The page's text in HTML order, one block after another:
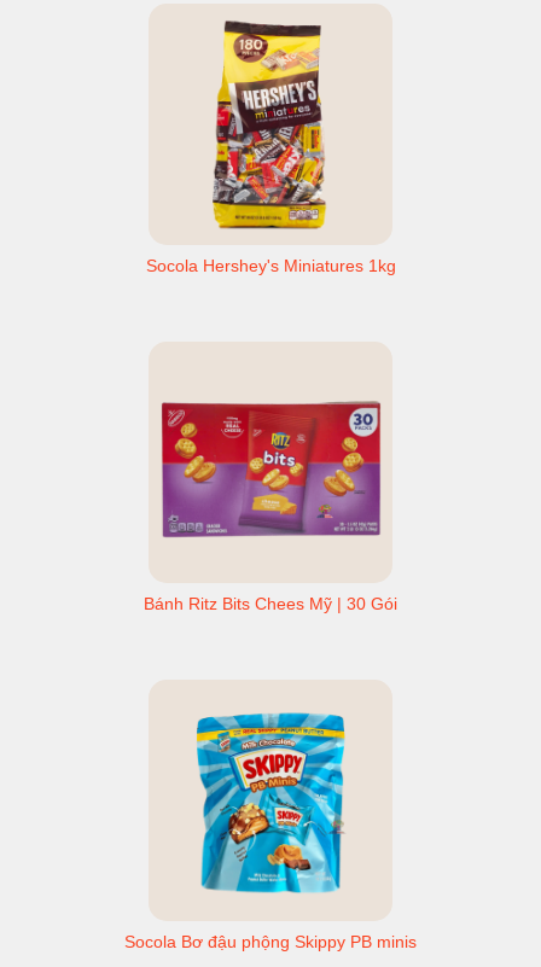
Socola Hershey's Miniatures 1kg
Bánh Ritz Bits Chees Mỹ | 30 Gói
Socola Bơ đậu phộng Skippy PB minis